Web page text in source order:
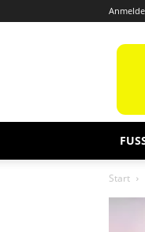
Start